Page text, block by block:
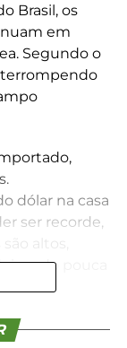
Brasil, os
em
Segundo o
dólar na casa
ser recorde,
pouca